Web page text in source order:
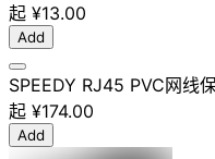
起 ¥13.00
Add
SPEEDY RJ45 PVC网线
起 ¥174.00
Add